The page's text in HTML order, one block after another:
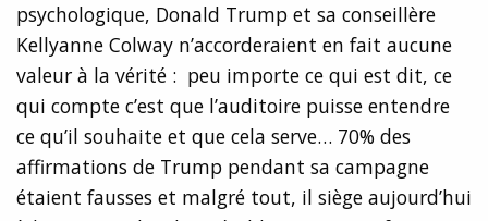
psychologique, Donald Trump et sa conseillère
Kellyanne Colway n’accorderaient en fait aucune
valeur à la vérité : peu importe ce qui est dit, ce
qui compte c’est que l’auditoire puisse entendre
ce qu’il souhaite et que cela serve… 70% des
affirmations de Trump pendant sa campagne
étaient fausses et malgré tout, il siège aujourd’hui